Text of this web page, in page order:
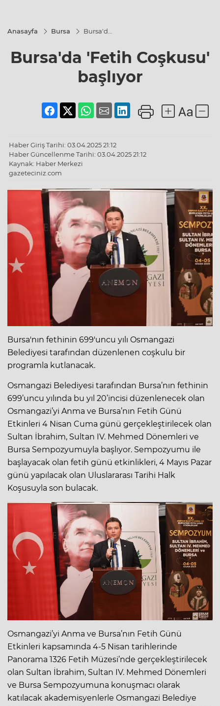
Anasayfa Bursa
Bursa'da
başlıyor
Bursa'da 'Fetih Coşkusu'
başlıyor
Haber Giriş Tarihi: 03.04.2025 21:12
Haber Güncellenme Tarihi: 03.04.2025 21:12
Kaynak: Haber Merkezi
gazeteciniz.com
Bursa'nın fethinin 699'uncu yılı Osmangazi
Belediyesi tarafından düzenlenen coşkulu bir
programla kutlanacak.
Osmangazi Belediyesi tarafından Bursa’nın fethinin
699’uncu yılında bu yıl 20’incisi düzenlenecek olan
Osmangazi’yi Anma ve Bursa’nın Fetih Günü
Etkinleri 4 Nisan Cuma günü gerçekleştirilecek olan
Sultan İbrahim, Sultan IV. Mehmed Dönemleri ve
Bursa Sempozyumuyla başlıyor. Sempozyumu ile
başlayacak olan fetih günü etkinlikleri, 4 Mayıs Pazar
günü yapılacak olan Uluslararası Tarihi Halk
Koşusuyla son bulacak.
Osmangazi’yi Anma ve Bursa’nın Fetih Günü
Etkinleri kapsamında 4-5 Nisan tarihlerinde
Panorama 1326 Fetih Müzesi’nde gerçekleştirilecek
olan Sultan İbrahim, Sultan IV. Mehmed Dönemleri
ve Bursa Sempozyumuna konuşmacı olarak
katılacak akademisyenlerle Osmangazi Belediye